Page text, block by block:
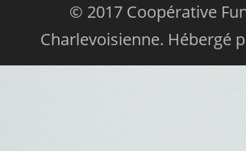
© 2017 Coopérative
Charlevoisienne. Hébergé